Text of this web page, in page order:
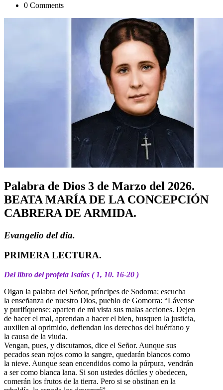
0 Comments
Palabra de Dios 3 de Marzo del 2026.
BEATA MARÍA DE LA CONCEPCIÓN
CABRERA DE ARMIDA.
Evangelio del dia.
PRIMERA LECTURA.
Del libro del profeta Isaías ( 1, 10. 16-20 )
Oigan la palabra del Señor, príncipes de Sodoma; escucha
la enseñanza de nuestro Dios, pueblo de Gomorra: “Lávense
y purifíquense; aparten de mi vista sus malas acciones. Dejen
de hacer el mal, aprendan a hacer el bien, busquen la justicia,
auxilien al oprimido, defiendan los derechos del huérfano y
la causa de la viuda.
Vengan, pues, y discutamos, dice el Señor. Aunque sus
pecados sean rojos como la sangre, quedarán blancos como
la nieve. Aunque sean encendidos como la púrpura, vendrán
a ser como blanca lana. Si son ustedes dóciles y obedecen,
comerán los frutos de la tierra. Pero si se obstinan en la